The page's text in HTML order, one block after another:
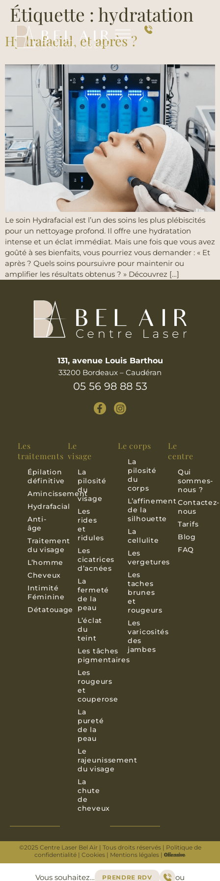
Étiquette : hydratation
Hydrafacial, et après ?
Le soin Hydrafacial est l’un des soins les plus plébiscités
pour un nettoyage profond. Il offre une hydratation
intense et un éclat immédiat. Mais une fois que vous avez
goûté à ses bienfaits, vous pourriez vous demander : « Et
après ? Quels soins poursuivre pour maintenir ou
amplifier les résultats obtenus ? » Découvrez […]
131, avenue Louis Barthou
33200 Bordeaux – Caudéran
05 56 98 88 53
Les
traitements
Épilation
définitive
Amincissement
Hydrafacial
Anti-
âge
Traitement
du visage
L’homme
Cheveux
Intimité
Féminine
Détatouage
Le
visage
La
pilosité
du
visage
Les
rides
et
ridules
Les
cicatrices
d’acnées
La
fermeté
de la
peau
L’éclat
du
teint
Les tâches
pigmentaires
Les
rougeurs
et
couperose
La
pureté
de la
peau
Le
rajeunissement
du visage
La
chute
de
cheveux
Le corps
La
pilosité
du
corps
L’affinement
de la
silhouette
La
cellulite
Les
vergetures
Les
taches
brunes
et
rougeurs
Les
varicosités
des
jambes
Le
centre
Qui
sommes-
nous ?
Contactez-
nous
Tarifs
Blog
FAQ
©2025 Centre Laser Bel Air | Tous droits réservés | Politique de
confidentialité | Cookies | Mentions légales |
Vous souhaitez… PRENDRE RDV ou